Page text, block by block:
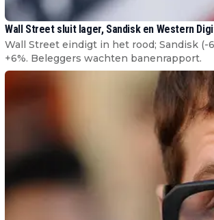
Wall Street sluit lager, Sandisk en Western
Wall Street eindigt in het rood; Sandisk (-
+6%. Beleggers wachten banenrapport.